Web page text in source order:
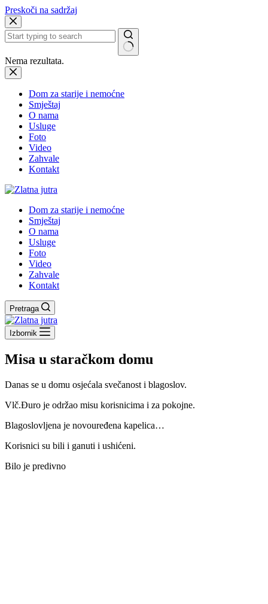
Preskoči na sadržaj
Nema rezultata.
Dom za starije i nemoćne
Smještaj
O nama
Usluge
Foto
Video
Zahvale
Kontakt
Dom za starije i nemoćne
Smještaj
O nama
Usluge
Foto
Video
Zahvale
Kontakt
Pretraga
Izbornik
Misa u staračkom domu
Danas se u domu osjećala svečanost i blagoslov.
Vlč.Đuro je održao misu korisnicima i za pokojne.
Blagoslovljena je novouređena kapelica…
Korisnici su bili i ganuti i ushićeni.
Bilo je predivno